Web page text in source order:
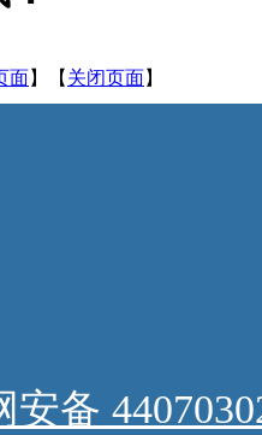
面】【 关闭页面】
备